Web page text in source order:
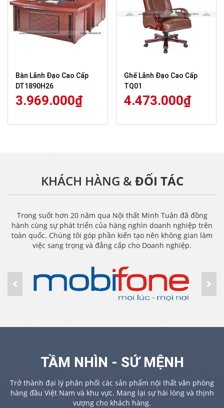
Bàn Lãnh Đạo Cao Cấp
DT1890H26
3.969.000₫
Ghế Lãnh Đạo Cao Cấp
TQ01
4.473.000₫
KHÁCH HÀNG &ĐỐI TÁC
Trong suốt hơn 20 năm qua Nội thất Minh Tuân đã đồng
hành cùng sự phát triển của hàng nghìn doanh nghiệp trên
toàn quốc. Chúng tôi góp phần kiến tạo nên không gian làm
việc sang trọng và đẳng cấp cho Doanh nghiệp.
TẦM NHÌN - SỨ MỆNH
Trở thành đại lý phân phối các sản phẩm nội thất văn phòng
hàng đầu Việt Nam và khu vực. Mang lại sự hài lòng và thịnh
vượng cho khách hàng.